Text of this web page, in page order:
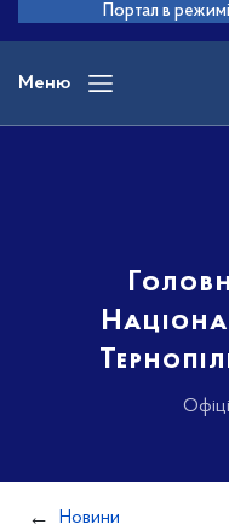
основного
вмісту
Портал в
Меню
Новини